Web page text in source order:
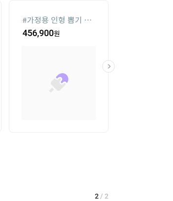
#가정용 인형 뽑기 기
계
456,900원
2 / 2